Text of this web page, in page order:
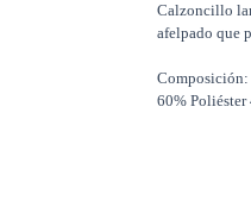
Calzoncillo
afelpado que
Composición:
60%